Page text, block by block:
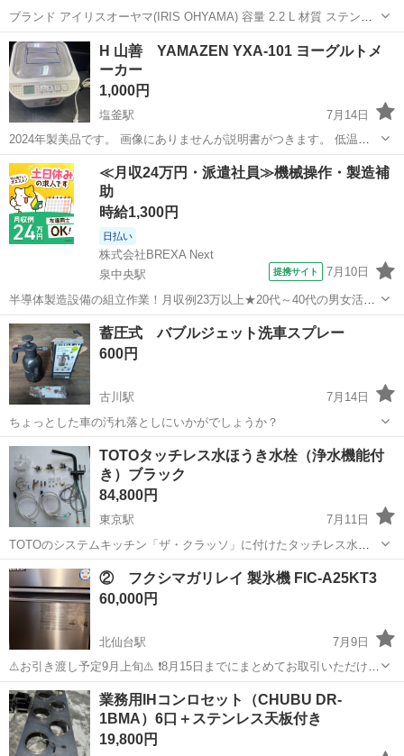
ブランド アイリスオーヤマ(IRIS OHYAMA) 容量 2.2 L 材質 ステンレ
ス鋼 色 ブラック 仕上げタイプ マット 商品の寸法 28.2奥行き x 28.6
幅 x 21.3高さ cm 圧力調理で素材本来のうまみが...
宮城 仙台市 小鶴新田駅
H 山善 YAMAZEN YXA-101 ヨーグルトメ
ーカー
1,000円
塩釜駅
7月14日
2024年製美品です。 画像にありませんが説明書がつきます。 低温調
理系なので同機種のレシピを調べると納豆やローストビーフなども作
れるようです。 外箱はありませんので悪しからず
宮城 塩竈市 塩釜駅 キッチン家電
≪月収24万円・派遣社員≫機械操作・製造補
助
時給1,300円
日払い
株式会社BREXA Next
泉中央駅
提携サイト 7月10日
半導体製造設備の組立作業！月収例23万以上★20代～40代の男女活躍
中中！社会保険完備！送迎あり！◎マイカー通勤OK＆無料駐車場完
備！作業着無償貸与◎食堂利用可★《宮城県黒川郡大和町》 人気の工
場のお仕事 ◇半導体製造設備...
宮城 泉中央駅 その他
蓄圧式 バブルジェット洗車スプレー
600円
古川駅
7月14日
ちょっとした車の汚れ落としにいかがでしょうか？
宮城 大崎市 古川駅 キッチン家電
TOTOタッチレス水ほうき水栓（浄水機能付
き）ブラック
84,800円
東京駅
7月11日
TOTOのシステムキッチン「ザ・クラッソ」に付けたタッチレス水ほ
うき水栓（浄水機能付き）、色はブラッシュブラック。TOTOのキッ
チン水栓の最上位機種です。 2025年の1年間のみ使用していました。
金具やホース等はきれいな状...
宮城 宮城郡 東京駅 キッチン家電 TOTO
② フクシマガリレイ 製氷機 FIC-A25KT3
60,000円
北仙台駅
7月9日
⚠️お引き渡し予定9月上旬⚠️ ❗️8月15日までにまとめてお取引いただける
方が決まらない場合は、単品でのご購入をご希望の方へ、順番にご連
絡させていただきます。 なお、当日のキャンセル防止のため、事前に
現物をご確認いただ...
宮城 仙台市 北仙台駅 キッチン家電
業務用IHコンロセット（CHUBU DR-
1BMA）6口＋ステンレス天板付き
19,800円